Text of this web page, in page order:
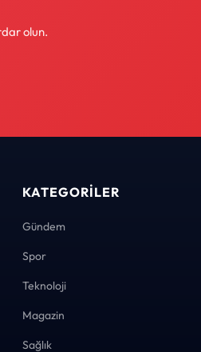
olun.
KATEGORILER
Gündem
Spor
Teknoloji
Magazin
Sağlık